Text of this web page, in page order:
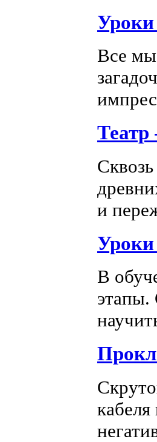
Уроки
Все
и
В
этапы.